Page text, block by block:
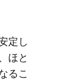
定し
ほと
るこ